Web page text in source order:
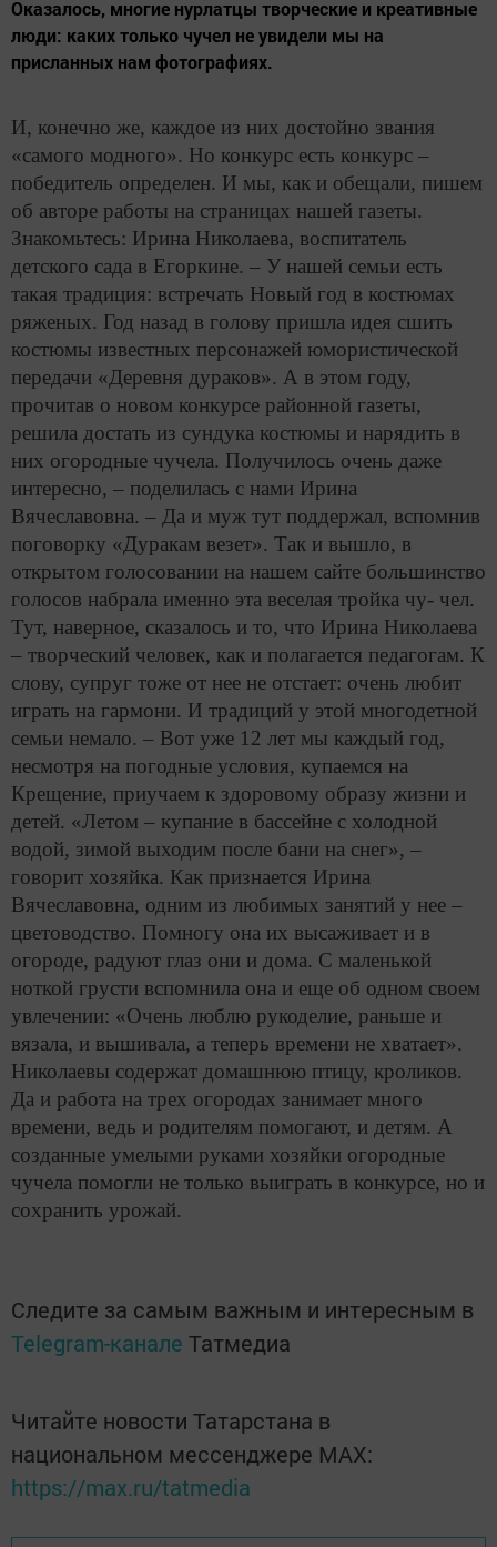
Оказалось, многие нурлатцы творческие и креативные
люди: каких только чучел не увидели мы на
присланных нам фотографиях.
И, конечно же, каждое из них достойно звания
«самого модного». Но конкурс есть конкурс –
победитель определен. И мы, как и обещали, пишем
об авторе работы на страницах нашей газеты.
Знакомьтесь: Ирина Николаева, воспитатель
детского сада в Егоркине. – У нашей семьи есть
такая традиция: встречать Новый год в костюмах
ряженых. Год назад в голову пришла идея сшить
костюмы известных персонажей юмористической
передачи «Деревня дураков». А в этом году,
прочитав о новом конкурсе районной газеты,
решила достать из сундука костюмы и нарядить в
них огородные чучела. Получилось очень даже
интересно, – поделилась с нами Ирина
Вячеславовна. – Да и муж тут поддержал, вспомнив
поговорку «Дуракам везет». Так и вышло, в
открытом голосовании на нашем сайте большинство
голосов набрала именно эта веселая тройка чу- чел.
Тут, наверное, сказалось и то, что Ирина Николаева
– творческий человек, как и полагается педагогам. К
слову, супруг тоже от нее не отстает: очень любит
играть на гармони. И традиций у этой многодетной
семьи немало. – Вот уже 12 лет мы каждый год,
несмотря на погодные условия, купаемся на
Крещение, приучаем к здоровому образу жизни и
детей. «Летом – купание в бассейне с холодной
водой, зимой выходим после бани на снег», –
говорит хозяйка. Как признается Ирина
Вячеславовна, одним из любимых занятий у нее –
цветоводство. Помногу она их высаживает и в
огороде, радуют глаз они и дома. С маленькой
ноткой грусти вспомнила она и еще об одном своем
увлечении: «Очень люблю рукоделие, раньше и
вязала, и вышивала, а теперь времени не хватает».
Николаевы содержат домашнюю птицу, кроликов.
Да и работа на трех огородах занимает много
времени, ведь и родителям помогают, и детям. А
созданные умелыми руками хозяйки огородные
чучела помогли не только выиграть в конкурсе, но и
сохранить урожай.
Следите за самым важным и интересным в
Telegram-канале Татмедиа
Читайте новости Татарстана в
национальном мессенджере MАХ:
https://max.ru/tatmedia